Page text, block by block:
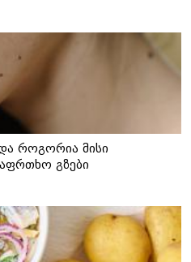
როგორია მისი
გზები